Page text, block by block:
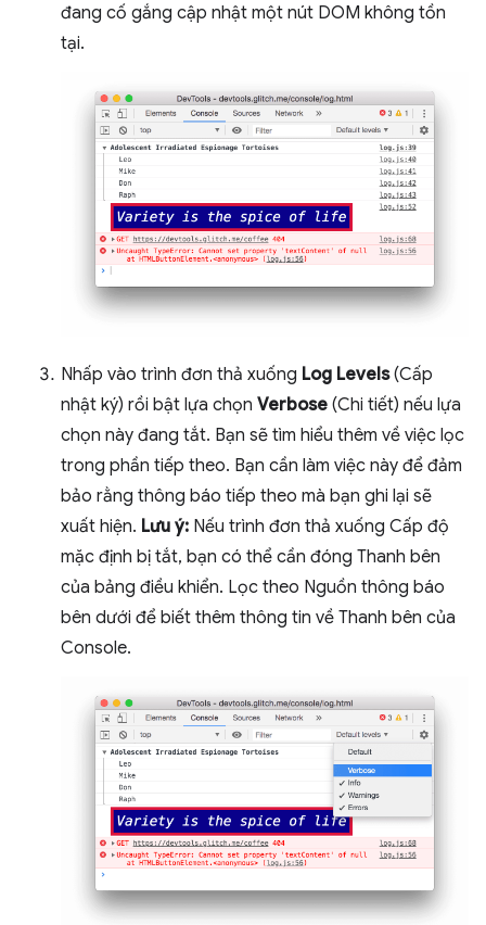
đang cố gắng cập nhật một nút DOM không tồn
tại.
Nhấp vào trình đơn thả xuống Log Levels(Cấp
nhật ký) rồi bật lựa chọn Verbose (Chi tiết) nếu lựa
chọn này đang tắt. Bạn sẽ tìm hiểu thêm về việc lọc
trong phần tiếp theo. Bạn cần làm việc này để đảm
bảo rằng thông báo tiếp theo mà bạn ghi lại sẽ
xuất hiện. Lưu ý: Nếu trình đơn thả xuống Cấp độ
mặc định bị tắt, bạn có thể cần đóng Thanh bên
của bảng điều khiển. Lọc theo Nguồn thông báo
bên dưới để biết thêm thông tin về Thanh bên của
Console.